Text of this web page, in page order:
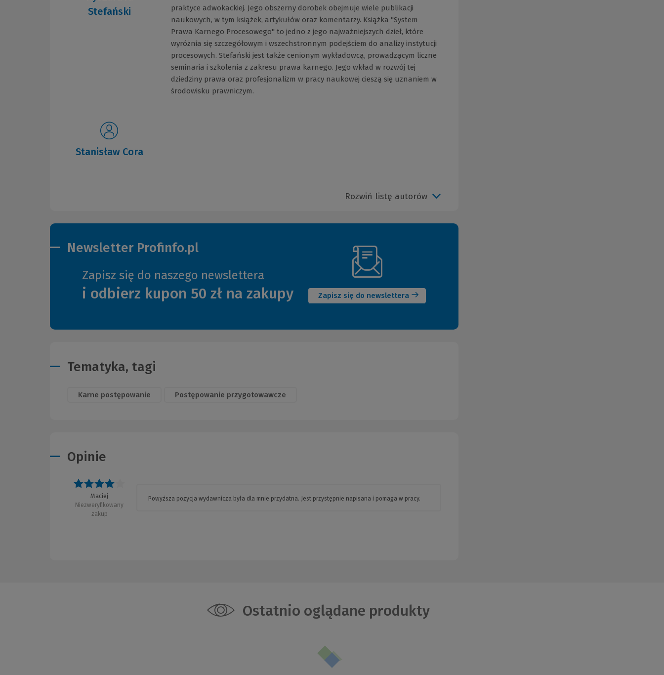
Stefański
praktyce adwokackiej. Jego obszerny dorobek obejmuje wiele publikacji
naukowych, w tym książek, artykułów oraz komentarzy. Książka "System
Prawa Karnego Procesowego" to jedno z jego najważniejszych dzieł, które
wyróżnia się szczegółowym i wszechstronnym podejściem do analizy instytucji
procesowych. Stefański jest także cenionym wykładowcą, prowadzącym liczne
seminaria i szkolenia z zakresu prawa karnego. Jego wkład w rozwój tej
dziedziny prawa oraz profesjonalizm w pracy naukowej cieszą się uznaniem w
środowisku prawniczym.
Stanisław Cora
Rozwiń listę autorów
Newsletter Profinfo.pl
Zapisz się do naszego newslettera
i odbierz kupon 50 zł na zakupy Zapisz się do newslettera
okno)
Tematyka, tagi
Karne postępowanie Postępowanie przygotowawcze
Opinie
Maciej
Niezweryfikowany
zakup
Powyższa pozycja wydawnicza była dla mnie przydatna. Jest przystępnie napisana i pomaga w pracy.
Ostatnio oglądane produkty